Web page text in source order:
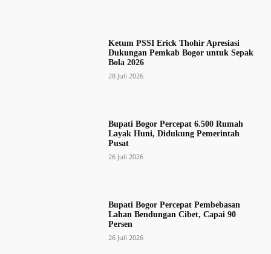
Ketum PSSI Erick Thohir Apresiasi
Dukungan Pemkab Bogor untuk Sepak
Bola 2026
28 Juli 2026
Bupati Bogor Percepat 6.500 Rumah
Layak Huni, Didukung Pemerintah
Pusat
26 Juli 2026
Bupati Bogor Percepat Pembebasan
Lahan Bendungan Cibet, Capai 90
Persen
26 Juli 2026